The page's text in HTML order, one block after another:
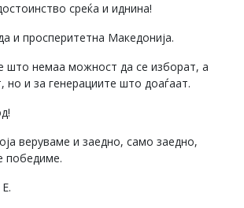
среќа и иднина!
и просперитетна Македонија.
што немаа можност да се изборат, а
но и за генерациите што доаѓаат.
веруваме и заедно, само заедно,
победиме.